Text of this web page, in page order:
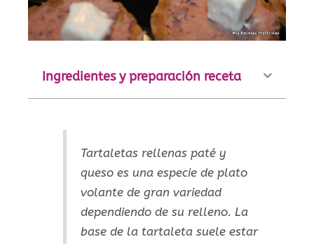
Ingredientes y preparación receta
Tartaletas rellenas paté y
queso es una especie de plato
volante de gran variedad
dependiendo de su relleno. La
base de la tartaleta suele estar